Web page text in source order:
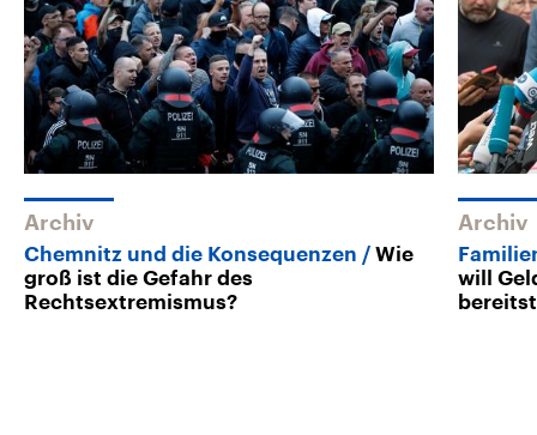
Archiv
Chemnitz und die Konsequenzen
Wie
groß ist die Gefahr des
Rechtsextremismus?
Archiv
will